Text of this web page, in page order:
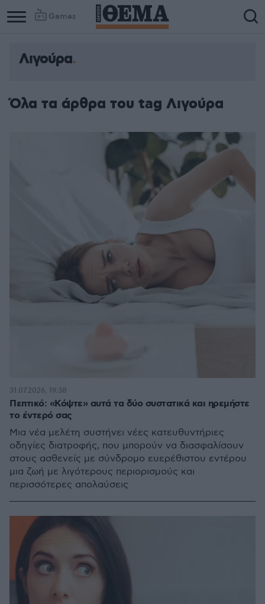
Games
Λιγούρα
Όλα τα άρθρα του tag Λιγούρα
Πεπτικό: «Κόψτε» αυτά τα δύο συστατικά και ηρεμήστε
το έντερό σας
Μια νέα μελέτη συστήνει νέες κατευθυντήριες
οδηγίες διατροφής, που μπορούν να διασφαλίσουν
στους ασθενείς με σύνδρομο ευερέθιστου εντέρου
μια ζωή με λιγότερους περιορισμούς και
περισσότερες απολαύσεις
31.07.2026, 19:38